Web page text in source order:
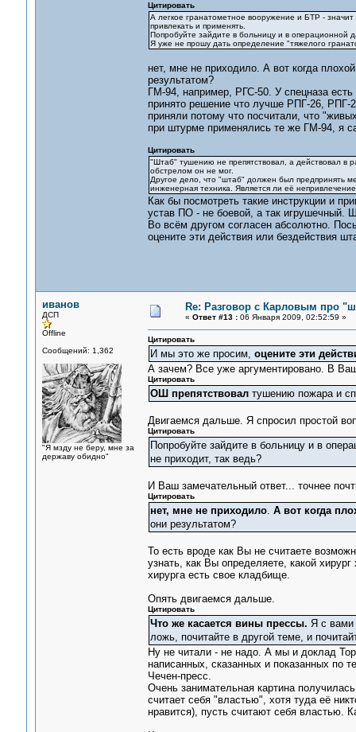
Цитировать
А легкое гранатометное вооружение и БТР -
привлекать и применять.
Попробуйте зайдите в больницу и в операционной
Я уже не прошу дать определение "тяжелого
нет, мне не приходило. А вот когда
результатом?
ГМ-94, например, РГС-50. У спецназа
принято решение что лучше РПГ-26,
приняли потому что посчитали, что
при штурме применялись те же ГМ-94,
Цитировать
"Штаб" тушению не препятствовал, а действовал в
обстрелом он не мог.
Другое дело, что "штаб" должен был предпринять
инженерная техника. Является ли её
Как бы посмотреть такие инструкции и
устав ПО - не боевой, а так
Во всём другом согласен абсолютно.
оцените эти действия или бездействия
иванов
ДСП
Offline
Сообщений: 1,362
"Я мзду не беру, мне за
державу обидно"
Re: Разговор с Карловым про
« Ответ #13 :06 Января 2009, 02:52:59 »
Цитировать
И мы это же просим, оцените эти
А зачем? Все уже аргументировано. В
Цитировать
ОШ препятствовалтушению пожара и
Двигаемся дальше. Я спросил простой
Цитировать
Попробуйте зайдите в больницу и в
не приходит, так ведь?
И Ваш замечательный ответ... точнее
Цитировать
нет, мне не приходило. А вот когда
они результатом?
То есть вроде как Вы не считаете
узнать, как Вы определяете, какой
хирурга есть свое кладбище.
Опять двигаемся дальше.
Цитировать
Что же касается вины прессы. Я с вами
ложь, почитайте в другой теме, и
Ну не читали - не надо. А мы и доклад
написанных, сказанных и показанных по
Чечен-пресс.
Очень занимательная картина
считает себя "властью", хотя туда её
нравится), пусть считают себя властью.